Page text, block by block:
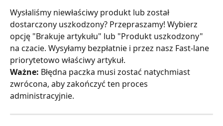
Wysłaliśmy niewłaściwy produkt lub został
dostarczony uszkodzony? Przepraszamy! Wybierz
opcję "Brakuje artykułu" lub "Produkt uszkodzony"
na czacie. Wysyłamy bezpłatnie i przez nasz Fast-lane
priorytetowo właściwy artykuł.
Ważne: Błędna paczka musi zostać natychmiast
zwrócona, aby zakończyć ten proces
administracyjnie.